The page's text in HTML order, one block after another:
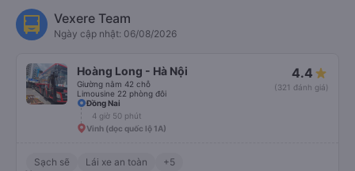
Vexere Team
Ngày cập nhật: 06/08/2026
Hoàng Long - Hà Nội
Giường nằm 42 chỗ
Limousine 22 phòng đôi
4.4
(321 đánh giá)
Đồng Nai
4 giờ 50 phút
Vinh (dọc quốc lộ 1A)
Sạch sẽ Lái xe an toàn +5